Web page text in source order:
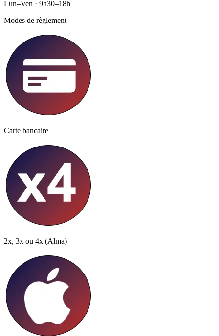
Lun–Ven · 9h30–18h
Modes de règlement
Carte bancaire
2x, 3x ou 4x (Alma)